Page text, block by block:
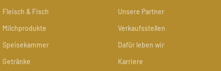
Fleisch & Fisch
Milchprodukte
Speisekammer
Getränke
Unsere Partner
Verkaufsstellen
Dafür leben wir
Karriere